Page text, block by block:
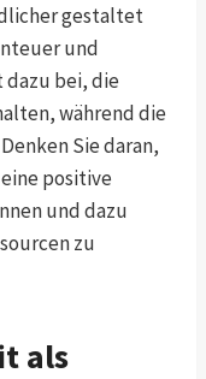
gestaltet
und
bei, die
während die
Sie daran,
positive
und dazu
zu
als